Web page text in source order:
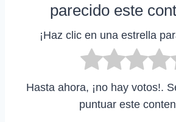
parecido este
¡Haz clic en una estrella
Hasta ahora, ¡no hay votos!.
puntuar este